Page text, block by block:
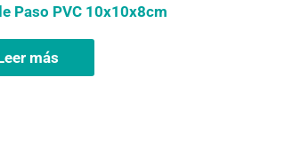
Paso PVC 10x10x8cm
más